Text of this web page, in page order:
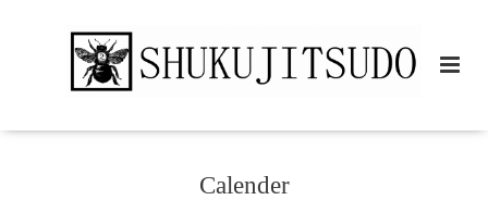
Calender